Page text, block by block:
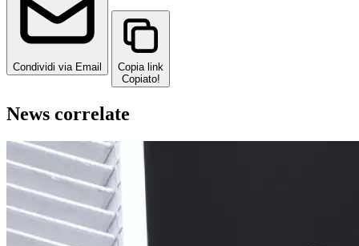
Condividi via Email
Copia link
Copiato!
News correlate